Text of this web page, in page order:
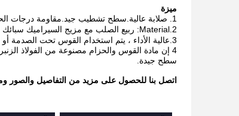
ميزة
1. صلابة عالية.سطح تشطيب جيد.مقاومة درجات الحرارة العالية ، مقاومة التآكل ، مقاومة التآكل ، حياة عمل طويلة.
2.Material: ربيع الصلب مع مزيج السيراميك سبائك الألومنيوم ؛ مادة ممتازة ، متينة ، دقة الآلات ، تصميم أنسنة ، عالية الجودة ، خدمة طويلة في الحياة
3.عالية الأداء ، يتم استخدام القوس تحت الصدمة أو الاهتزاز أو الجاذبية طويلة المدى ، مما يتطلب قوة شد عالية وحدًا مرنًا وقوة إجهاد لمادة القوس
4 إن مادة القوس والحزام مصنوعة من الفولاذ
سطح جيدة.
اتصل بنا للحصول على مزيد من التفاصيل والصور